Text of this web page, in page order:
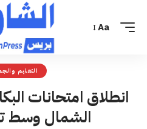
Aa
التعليم
الشمال وسط